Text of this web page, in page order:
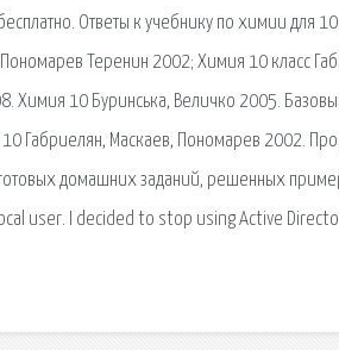
Ответы к учебнику по химии для
Теренин 2002; Химия 10 класс
Химия 10 Буринська, Величко 2005.
Габриелян, Маскаев, Пономарев 2002.
домашних заданий, решенных
user. I decided to stop using Active